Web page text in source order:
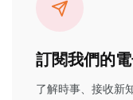
訂閱我們的
了解時事、接收新